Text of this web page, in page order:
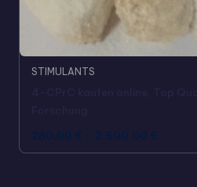
STIMULANTS
280,00 € – 2.600,00 €